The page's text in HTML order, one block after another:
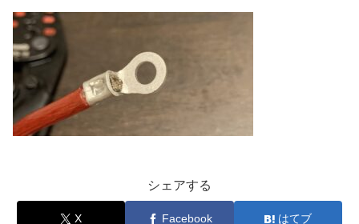
シェアする
X Facebook はてブ